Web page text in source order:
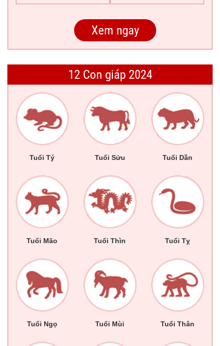
12 Con giáp 2024
Tuổi Tý Tuổi Sửu Tuổi Dần
Tuổi Mão Tuổi Thìn Tuổi Tỵ
Tuổi Ngọ Tuổi Mùi Tuổi Thân